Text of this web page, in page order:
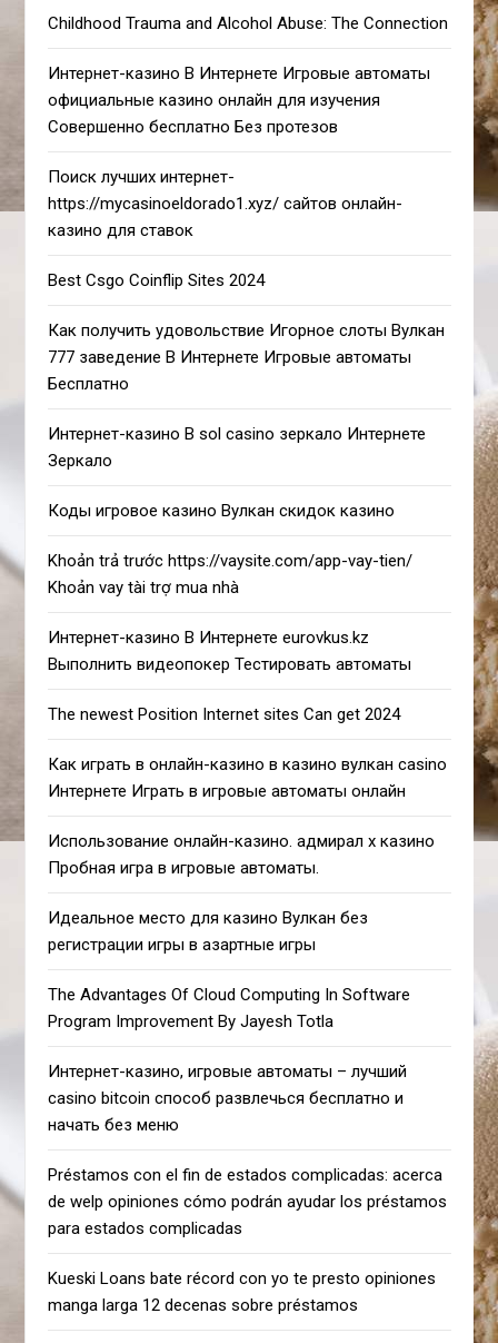
Childhood Trauma and Alcohol Abuse: The Connection
Интернет-казино В Интернете Игровые автоматы
официальные казино онлайн для изучения
Совершенно бесплатно Без протезов
Поиск лучших интернет-
https://mycasinoeldorado1.xyz/ сайтов онлайн-
казино для ставок
Best Csgo Coinflip Sites 2024
Как получить удовольствие Игорное слоты Вулкан
777 заведение В Интернете Игровые автоматы
Бесплатно
Интернет-казино В sol casino зеркало Интернете
Зеркало
Коды игровое казино Вулкан скидок казино
Khoản trả trước https://vaysite.com/app-vay-tien/
Khoản vay tài trợ mua nhà
Интернет-казино В Интернете eurovkus.kz
Выполнить видеопокер Тестировать автоматы
The newest Position Internet sites Can get 2024
Как играть в онлайн-казино в казино вулкан casino
Интернете Играть в игровые автоматы онлайн
Использование онлайн-казино. адмирал х казино
Пробная игра в игровые автоматы.
Идеальное место для казино Вулкан без
регистрации игры в азартные игры
The Advantages Of Cloud Computing In Software
Program Improvement By Jayesh Totla
Интернет-казино, игровые автоматы – лучший
casino bitcoin способ развлечься бесплатно и
начать без меню
Préstamos con el fin de estados complicadas: acerca
de welp opiniones cómo podrán ayudar los préstamos
para estados complicadas
Kueski Loans bate récord con yo te presto opiniones
manga larga 12 decenas sobre préstamos